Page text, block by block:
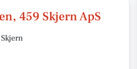
459 Skjern ApS